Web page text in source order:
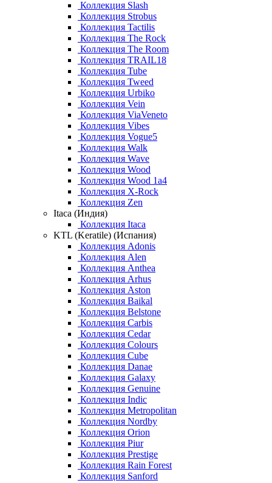
Коллекция Slash
Коллекция Strobus
Коллекция Tactilis
Коллекция The Rock
Коллекция The Room
Коллекция TRAIL18
Коллекция Tube
Коллекция Tweed
Коллекция Urbiko
Коллекция Vein
Коллекция ViaVeneto
Коллекция Vibes
Коллекция Vogue5
Коллекция Walk
Коллекция Wave
Коллекция Wood
Коллекция Wood 1a4
Коллекция X-Rock
Коллекция Zen
Itaca (Индия)
Коллекция Itaca
KTL (Keratile) (Испания)
Коллекция Adonis
Коллекция Alen
Коллекция Anthea
Коллекция Arhus
Коллекция Aston
Коллекция Baikal
Коллекция Belstone
Коллекция Carbis
Коллекция Cedar
Коллекция Colours
Коллекция Cube
Коллекция Danae
Коллекция Galaxy
Коллекция Genuine
Коллекция Indic
Коллекция Metropolitan
Коллекция Nordby
Коллекция Orion
Коллекция Piur
Коллекция Prestige
Коллекция Rain Forest
Коллекция Sanford